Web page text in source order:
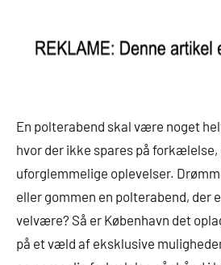
En polterabend skal være noget
hvor der ikke spares på forkælelse,
uforglemmelige oplevelser.
eller gommen en polterabend, der
velvære? Så er København det
på et væld af eksklusive